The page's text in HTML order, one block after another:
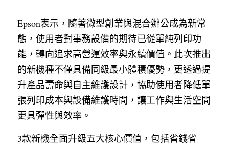
Epson表示，隨著微型創業與混合辦公成為新常
態，使用者對事務設備的期待已從單純列印功
能，轉向追求高營運效率與永續價值。此次推出
的新機種不僅具備同級最小體積優勢，更透過提
升產品壽命與自主維護設計，協助使用者降低單
張列印成本與設備維護時間，讓工作與生活空間
更具彈性與效率。
3款新機全面升級五大核心價值，包括省錢省